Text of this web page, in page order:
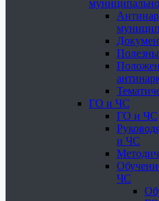
ГО и ЧС
ГО и ЧС
и ЧС
ЧС